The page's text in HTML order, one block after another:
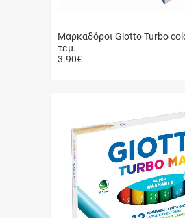
Μαρκαδόροι Giotto Turbo
τεμ.
3.90€